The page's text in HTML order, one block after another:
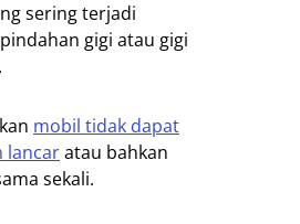
sering terjadi
gigi atau gigi
mobil tidak dapat
lancaratau bahkan
sekali.